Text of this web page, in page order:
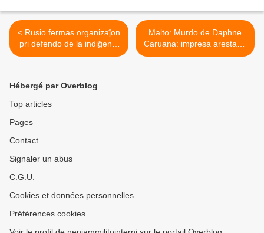
< Rusio fermas organizaĵon
pri defendo de la indiĝenaj
rajtoj
Malto: Murdo de Daphne
Caruana: impresa arestado
de aferisto ligita kun
Hébergé par Overblog
Top articles
Pages
Contact
Signaler un abus
C.G.U.
Cookies et données personnelles
Préférences cookies